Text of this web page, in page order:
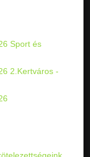
Sport és
2.Kertváros -